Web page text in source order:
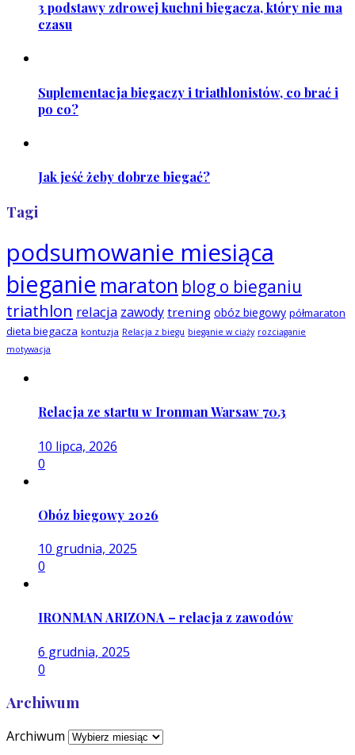
3 podstawy zdrowej kuchni biegacza, który nie ma
czasu
Suplementacja biegaczy i triathlonistów, co brać i
po co?
Jak jeść żeby dobrze biegać?
Tagi
podsumowanie miesiąca
bieganie maraton blog o bieganiu
triathlon relacja zawody trening obóz biegowy półmaraton
dieta biegacza kontuzja Relacja z biegu bieganie w ciąży rozciąganie
motywacja
Relacja ze startu w Ironman Warsaw 70.3
10 lipca, 2026
0
Obóz biegowy 2026
10 grudnia, 2025
0
IRONMAN ARIZONA – relacja z zawodów
6 grudnia, 2025
0
Archiwum
Archiwum